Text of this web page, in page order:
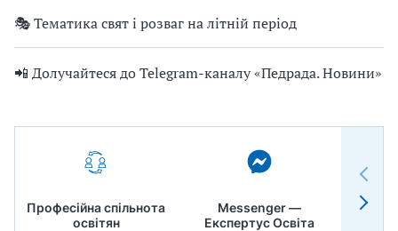
🎭 Тематика свят і розваг на літній період
📲 Долучайтеся до Telegram-каналу «Педрада. Новини»
Професійна спільнота
освітян
Messenger —
Експертус Освіта